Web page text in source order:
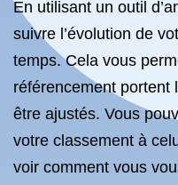
En utilisant un outil
suivre l’évolution de
temps. Cela vous
référencement portent
être ajustés. Vous
votre classement à
voir comment vous